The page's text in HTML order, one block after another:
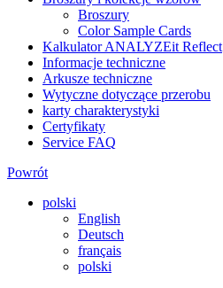
Broszury
Color Sample Cards
Kalkulator ANALYZEit Reflect
Informacje techniczne
Arkusze techniczne
Wytyczne dotyczące przerobu
karty charakterystyki
Certyfikaty
Service FAQ
Powrót
polski
English
Deutsch
français
polski